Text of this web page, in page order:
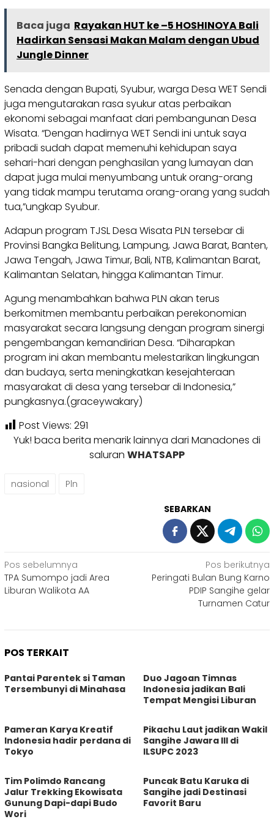
Baca juga Rayakan HUT ke –5 HOSHINOYA Bali
Hadirkan Sensasi Makan Malam dengan Ubud
Jungle Dinner
Senada dengan Bupati, Syubur, warga Desa WET Sendi
juga mengutarakan rasa syukur atas perbaikan
ekonomi sebagai manfaat dari pembangunan Desa
Wisata. “Dengan hadirnya WET Sendi ini untuk saya
pribadi sudah dapat memenuhi kehidupan saya
sehari-hari dengan penghasilan yang lumayan dan
dapat juga mulai menyumbang untuk orang-orang
yang tidak mampu terutama orang-orang yang sudah
tua,”ungkap Syubur.
Adapun program TJSL Desa Wisata PLN tersebar di
Provinsi Bangka Belitung, Lampung, Jawa Barat, Banten,
Jawa Tengah, Jawa Timur, Bali, NTB, Kalimantan Barat,
Kalimantan Selatan, hingga Kalimantan Timur.
Agung menambahkan bahwa PLN akan terus
berkomitmen membantu perbaikan perekonomian
masyarakat secara langsung dengan program sinergi
pengembangan kemandirian Desa. “Diharapkan
program ini akan membantu melestarikan lingkungan
dan budaya, serta meningkatkan kesejahteraan
masyarakat di desa yang tersebar di Indonesia,”
pungkasnya.(graceywakary)
Post Views: 291
Yuk! baca berita menarik lainnya dari Manadones di
saluran WHATSAPP
nasional Pln
SEBARKAN
Navigasi
pos
Pos sebelumnya
TPA Sumompo jadi Area
Liburan Walikota AA
Pos berikutnya
Peringati Bulan Bung Karno
PDIP Sangihe gelar
Turnamen Catur
POS TERKAIT
Pantai Parentek si Taman
Tersembunyi di Minahasa
Duo Jagoan Timnas
Indonesia jadikan Bali
Tempat Mengisi Liburan
Pameran Karya Kreatif
Indonesia hadir perdana di
Tokyo
Pikachu Laut jadikan Wakil
Sangihe Jawara III di
ILSUPC 2023
Tim Polimdo Rancang
Jalur Trekking Ekowisata
Gunung Dapi-dapi Budo
Wori
Puncak Batu Karuka di
Sangihe jadi Destinasi
Favorit Baru